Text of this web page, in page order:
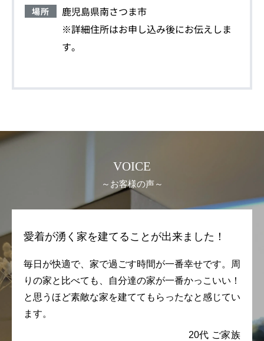
場所
鹿児島県南さつま市
※詳細住所はお申し込み後にお伝えしま
す。
VOICE
～お客様の声～
愛着が湧く家を建てることが出来ました！
毎日が快適で、家で過ごす時間が一番幸せです。周
りの家と比べても、自分達の家が一番かっこいい！
と思うほど素敵な家を建ててもらったなと感じてい
ます。
20代 ご家族